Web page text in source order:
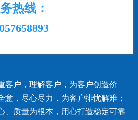
热线：
客户，理解客户，为客户创造价
意，尽心尽力，为客户排忧解难；
、质量为根本，用心打造稳定可靠